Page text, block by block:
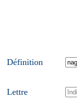
Définition
Lettre